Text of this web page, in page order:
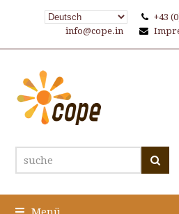
+43
info@cope.in
suche